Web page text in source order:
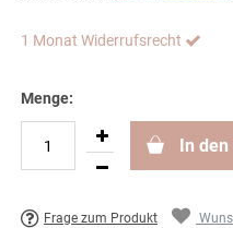
1 Monat Widerrufsrecht
Menge:
In
Frage zum Produkt